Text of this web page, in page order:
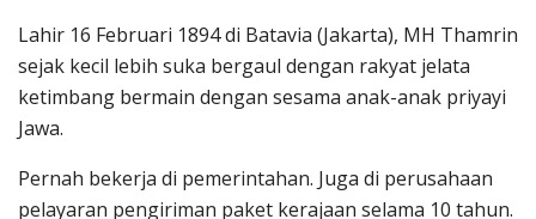
Lahir 16 Februari 1894 di Batavia (Jakarta), MH Thamrin
sejak kecil lebih suka bergaul dengan rakyat jelata
ketimbang bermain dengan sesama anak-anak priyayi
Jawa.
Pernah bekerja di pemerintahan. Juga di perusahaan
pelayaran pengiriman paket kerajaan selama 10 tahun.